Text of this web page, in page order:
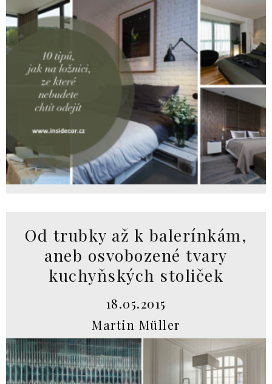
Od trubky až k balerínkám,
aneb osvobozené tvary
kuchyňských stoliček
18.05.2015
Martin Müller